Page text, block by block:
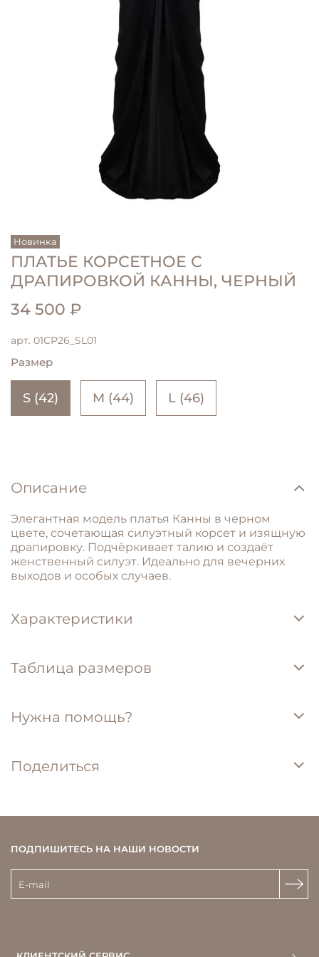
Новинка
арт. 01CP26_SL01
ПЛАТЬЕ КОРСЕТНОЕ С
ДРАПИРОВКОЙ КАННЫ, ЧЕРНЫЙ
34 500 ₽
Размер
S (42) M (44) L (46)
Описание
Элегантная модель платья Канны в черном
цвете, сочетающая силуэтный корсет и изящную
драпировку. Подчёркивает талию и создаёт
женственный силуэт. Идеально для вечерних
выходов и особых случаев.
Характеристики
Таблица размеров
Нужна помощь?
Поделиться
ПОДПИШИТЕСЬ НА НАШИ НОВОСТИ